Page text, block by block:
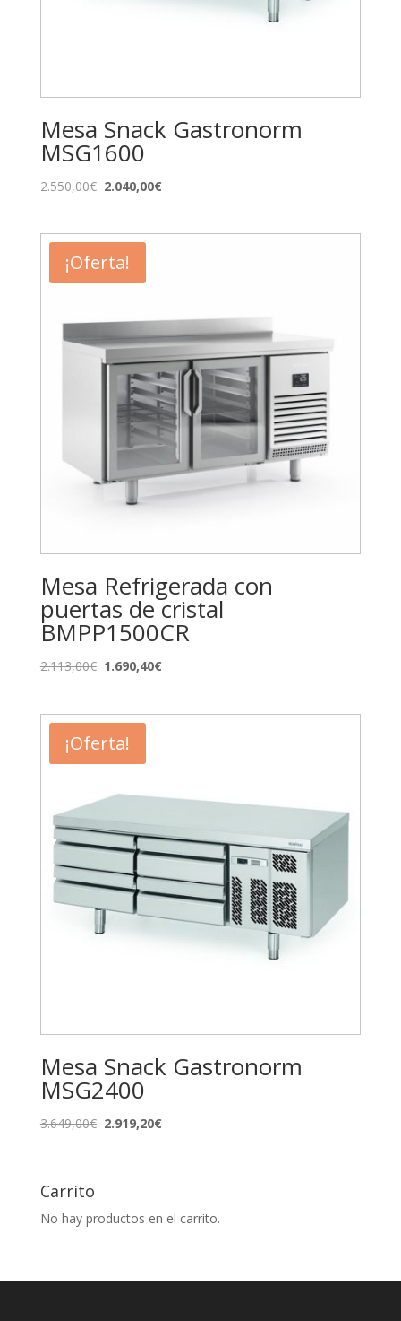
Mesa Snack Gastronorm
MSG1600
2.550,00€El
era:
2.550,00€.
2.040,00€El
¡Oferta!
Mesa Refrigerada con
puertas de cristal
BMPP1500CR
2.113,00€El
era:
2.113,00€.
1.690,40€El
¡Oferta!
Mesa Snack Gastronorm
MSG2400
3.649,00€El2.919,20€El
Carrito
No hay productos en el carrito.